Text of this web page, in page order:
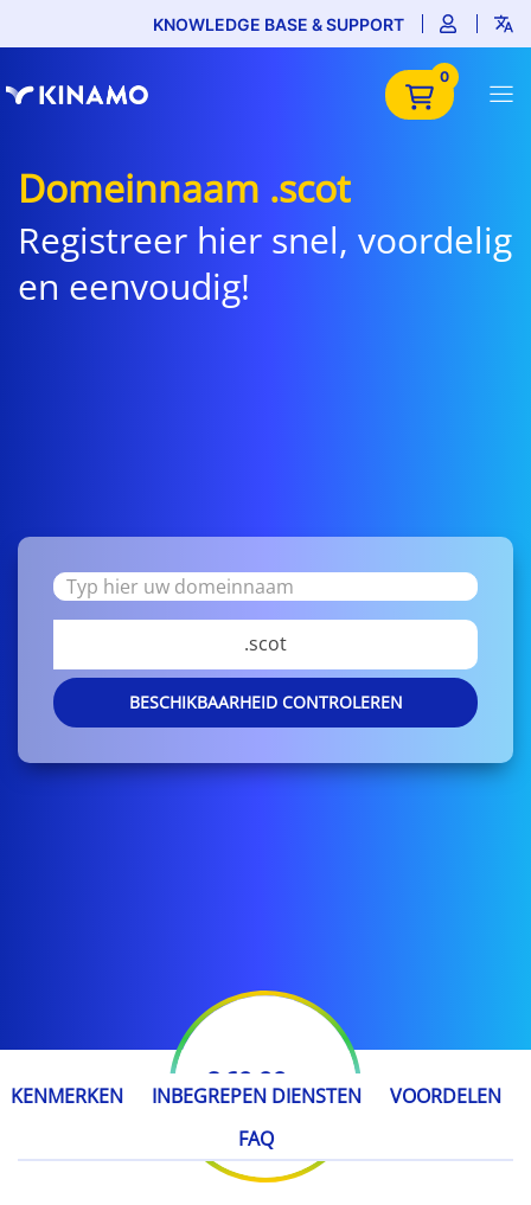
KNOWLEDGE BASE & SUPPORT
0
Domeinnaam .scot
Registreer hier snel, voordelig
en eenvoudig!
.scot
BESCHIKBAARHEID CONTROLEREN
€ 69,99 / jaar
KENMERKEN INBEGREPEN DIENSTEN
VOORDELEN
FAQ